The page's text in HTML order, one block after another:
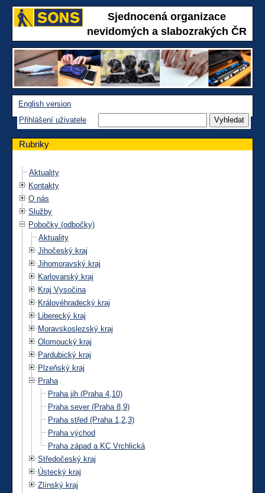
Sjednocená organizace
nevidomých a slabozrakých ČR
English version
Přihlášení uživatele
Rubriky
Aktuality
Kontakty
O nás
Služby
Pobočky (odbočky)
Aktuality
Jihočeský kraj
Jihomoravský kraj
Karlovarský kraj
Kraj Vysočina
Královéhradecký kraj
Liberecký kraj
Moravskoslezský kraj
Olomoucký kraj
Pardubický kraj
Plzeňský kraj
Praha
Praha jih (Praha 4,10)
Praha sever (Praha 8,9)
Praha střed (Praha 1,2,3)
Praha východ
Praha západ a KC Vrchlická
Středočeský kraj
Ústecký kraj
Zlínský kraj